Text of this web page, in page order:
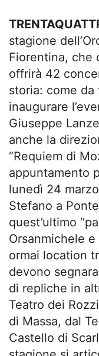
stagione
Fiorentina, che
offrirà 42
storia: come
inaugurare
Giuseppe
anche la
“Requiem di
appuntamento
lunedì 24
Stefano a
quest’ultimo
Orsanmichele
ormai location
devono
di repliche in
Teatro dei
di Massa, dal
Castello di